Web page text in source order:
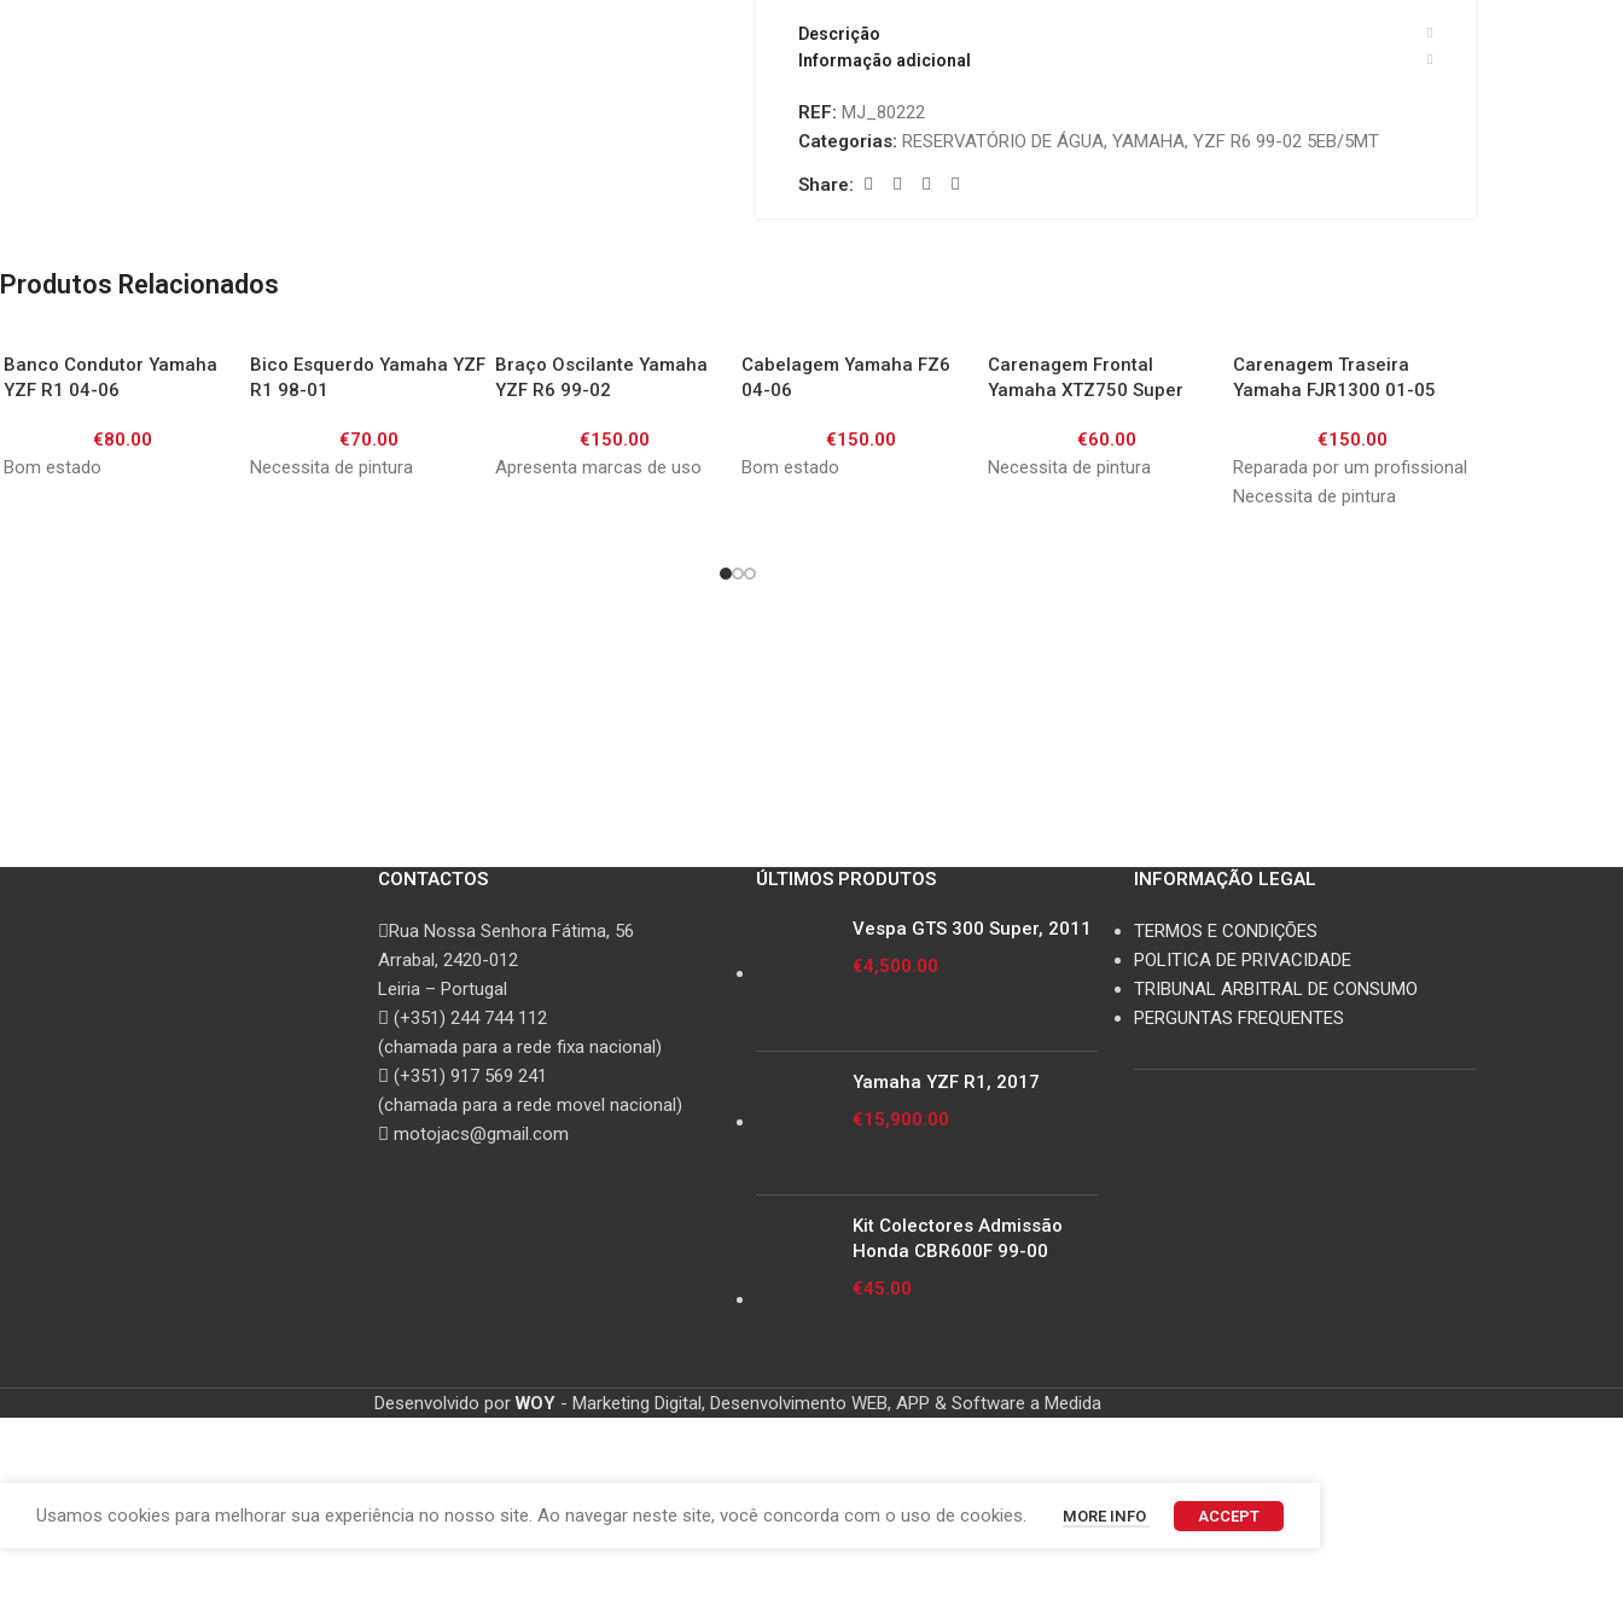
Descrição
Informação adicional
REF: MJ_80222
Categorias: RESERVATÓRIO DE ÁGUA, YAMAHA, YZF R6 99-02 5EB/5MT
Share:
Produtos Relacionados
Banco Condutor Yamaha
YZF R1 04-06
€80.00
Bom estado
Bico Esquerdo Yamaha YZF
R1 98-01
€70.00
Necessita de pintura
Braço Oscilante Yamaha
YZF R6 99-02
€150.00
Apresenta marcas de uso
Cabelagem Yamaha FZ6
04-06
€150.00
Bom estado
Carenagem Frontal
Yamaha XTZ750 Super
€60.00
Necessita de pintura
Carenagem Traseira
Yamaha FJR1300 01-05
€150.00
Reparada por um profissional
Necessita de pintura
CONTACTOS
Rua Nossa Senhora Fátima, 56
Arrabal, 2420-012
Leiria – Portugal
(+351) 244 744 112
(chamada para a rede fixa nacional)
(+351) 917 569 241
(chamada para a rede movel nacional)
motojacs@gmail.com
ÚLTIMOS PRODUTOS
Vespa GTS 300 Super, 2011
€4,500.00
Yamaha YZF R1, 2017
€15,900.00
Kit Colectores Admissão
Honda CBR600F 99-00
€45.00
INFORMAÇÃO LEGAL
TERMOS E CONDIÇÕES
POLITICA DE PRIVACIDADE
TRIBUNAL ARBITRAL DE CONSUMO
PERGUNTAS FREQUENTES
Desenvolvido por WOY - Marketing Digital, Desenvolvimento WEB, APP & Software a Medida
Usamos cookies para melhorar sua experiência no nosso site. Ao navegar neste site, você concorda com o uso de cookies. MORE INFO ACCEPT